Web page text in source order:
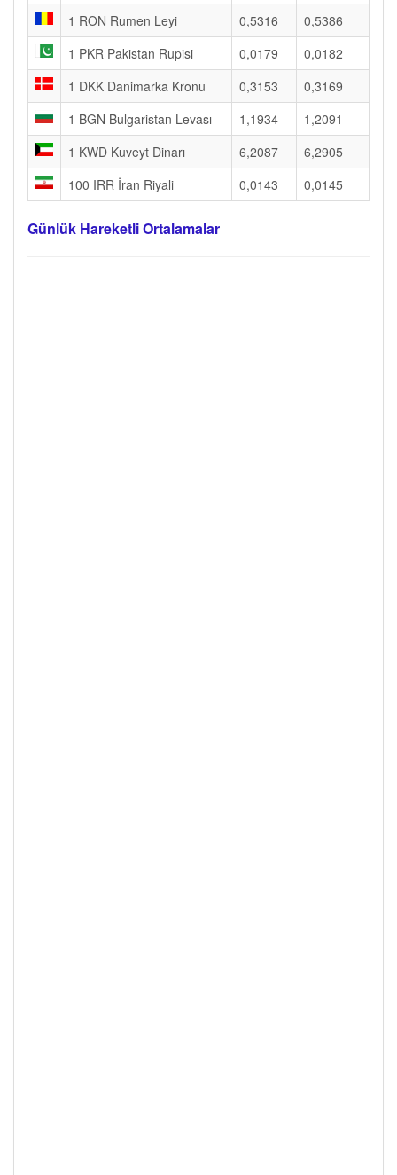
1 RON Rumen Leyi 0,5316
0,5386
1 PKR Pakistan Rupisi
0,0179
0,0182
1 DKK Danimarka Kronu
0,3153
0,3169
1 BGN Bulgaristan Levası
1,1934
1,2091
1 KWD Kuveyt Dinarı
6,2087
6,2905
100 IRR İran Riyali
0,0143 0,0145
Günlük Hareketli Ortalamalar